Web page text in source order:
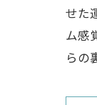
せた
ム感
らの